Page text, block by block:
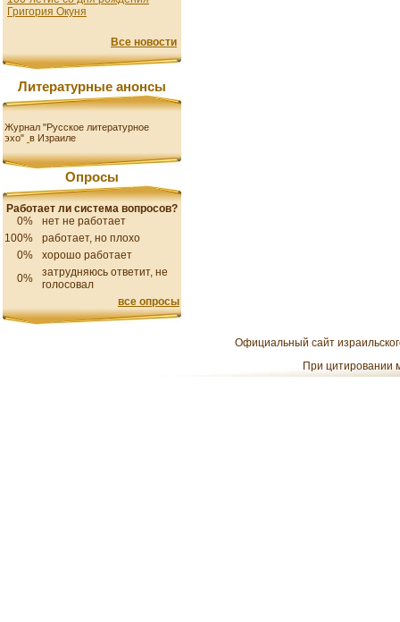
Григория Окуня
Все новости
Литературные анонсы
Журнал "Русское литературное
эхо" в Израиле
Опросы
Работает ли система вопросов?
0%
нет не работает
100%
работает, но плохо
0%
хорошо работает
0%
затрудняюсь ответит, не
голосовал
все опросы
Официальный сайт
При цитировании